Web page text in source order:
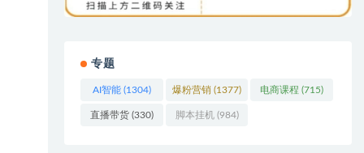
专题
AI智能 (1304) 爆粉营销 (1377) 电商课程 (715)
直播带货 (330) 脚本挂机(984)